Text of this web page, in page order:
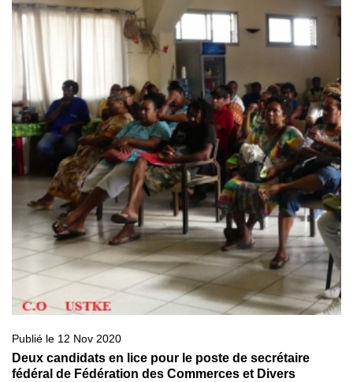
Publié le 12 Nov 2020
Deux candidats en lice pour le poste de secrétaire
fédéral de Fédération des Commerces et Divers